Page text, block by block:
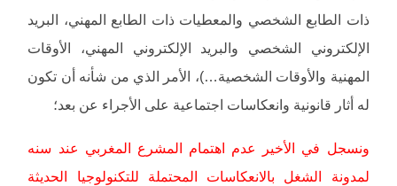
ذات الطابع الشخصي والمعطيات ذات الطابع المهني، البريد
الإلكتروني الشخصي والبريد الإلكتروني المهني، الأوقات
المهنية والأوقات الشخصية…)، الأمر الذي من شأنه أن تكون
له أثار قانونية وانعكاسات اجتماعية على الأجراء عن بعد؛
ونسجل في الأخير عدم اهتمام المشرع المغربي عند سنه
لمدونة الشغل بالانعكاسات المحتملة للتكنولوجيا الحديثة